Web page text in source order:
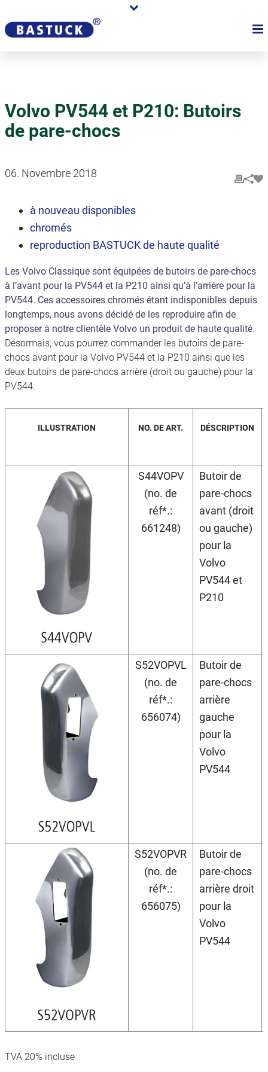
Volvo PV544 et P210: Butoirs
de pare-chocs
06. Novembre 2018
à nouveau disponibles
chromés
reproduction BASTUCK de haute qualité
Les Volvo Classique sont équipées de butoirs de pare-chocs
à l’avant pour la PV544 et la P210 ainsi qu’à l’arrière pour la
PV544. Ces accessoires chromés étant indisponibles depuis
longtemps, nous avons décidé de les reproduire afin de
proposer à notre clientèle Volvo un produit de haute qualité.
Désormais, vous pourrez commander les butoirs de pare-
chocs avant pour la Volvo PV544 et la P210 ainsi que les
deux butoirs de pare-chocs arrière (droit ou gauche) pour la
PV544.
ILLUSTRATION NO. DE ART. DÉSCRIPTION
S44VOPV
(no. de
réf*.:
661248)
Butoir de
pare-chocs
avant (droit
ou gauche)
pour la
Volvo
PV544 et
P210
S52VOPVL
(no. de
réf*.:
656074)
Butoir de
pare-chocs
arrière
gauche
pour la
Volvo
PV544
S52VOPVR
(no. de
réf*.:
656075)
Butoir de
pare-chocs
arrière droit
pour la
Volvo
PV544
TVA 20% incluse